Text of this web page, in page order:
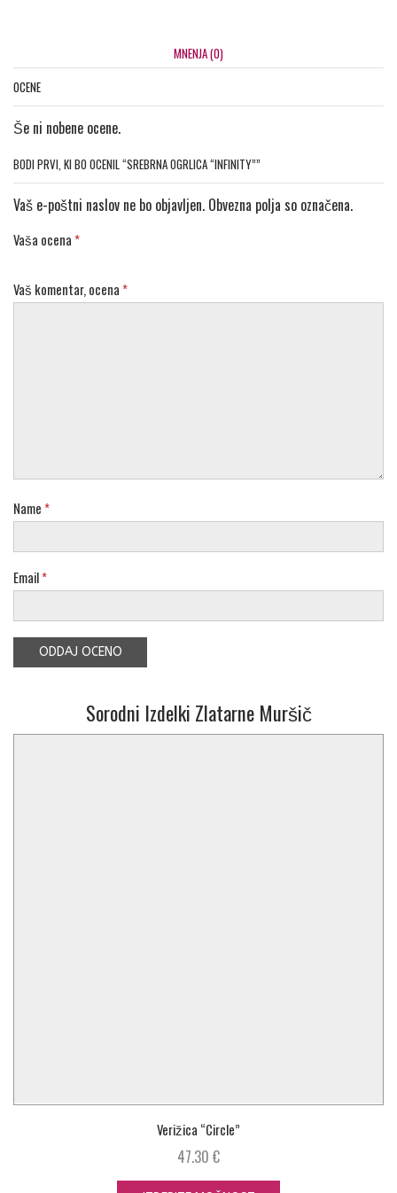
MNENJA (0)
OCENE
Še ni nobene ocene.
BODI PRVI, KI BO OCENIL “SREBRNA OGRLICA “INFINITY””
Vaš e-poštni naslov ne bo objavljen. Obvezna polja so označena.
Vaša ocena *
Vaš komentar, ocena *
Name *
Email*
Sorodni Izdelki Zlatarne Muršič
Verižica “Circle”
47.30 €